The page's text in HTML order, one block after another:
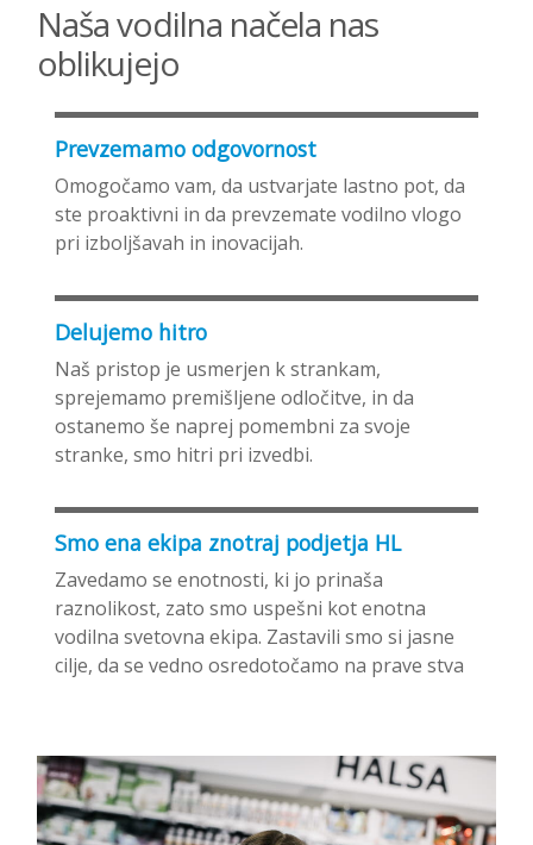
Naša vodilna načela nas
oblikujejo
Prevzemamo odgovornost
Omogočamo vam, da ustvarjate lastno pot, da
ste proaktivni in da prevzemate vodilno vlogo
pri izboljšavah in inovacijah.
Delujemo hitro
Naš pristop je usmerjen k strankam,
sprejemamo premišljene odločitve, in da
ostanemo še naprej pomembni za svoje
stranke, smo hitri pri izvedbi.
Smo ena ekipa znotraj podjetja HL
Zavedamo se enotnosti, ki jo prinaša
raznolikost, zato smo uspešni kot enotna
vodilna svetovna ekipa. Zastavili smo si jasne
cilje, da se vedno osredotočamo na prave stva